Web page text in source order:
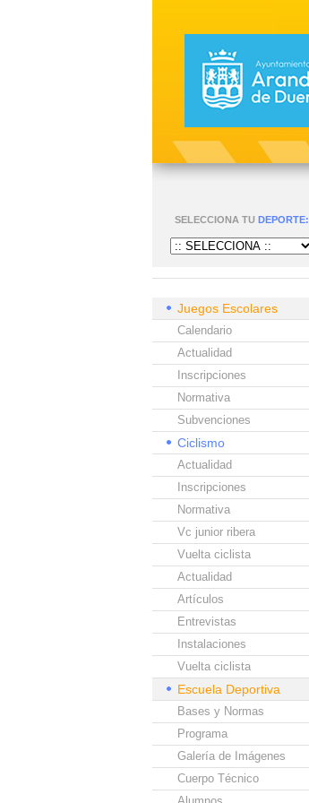
SELECCIONA TU DEPORTE:
Juegos Escolares
Calendario
Actualidad
Inscripciones
Normativa
Subvenciones
Ciclismo
Actualidad
Inscripciones
Normativa
Vc junior ribera
Vuelta ciclista
Actualidad
Artículos
Entrevistas
Instalaciones
Vuelta ciclista
Escuela Deportiva
Bases y Normas
Programa
Galería de Imágenes
Cuerpo Técnico